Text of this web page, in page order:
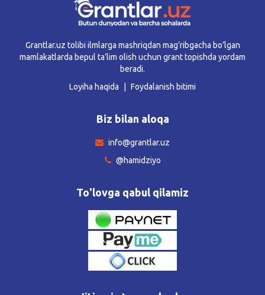
Grantlar.uz tolibi ilmlarga mashriqdan mag’ribgacha bo’lgan
mamlakatlarda bepul ta’lim olish uchun grant topishda yordam
beradi.
Loyiha haqida
Foydalanish bitimi
Biz bilan aloqa
info@grantlar.uz
@hamidziyo
To'lovga qabul qilamiz